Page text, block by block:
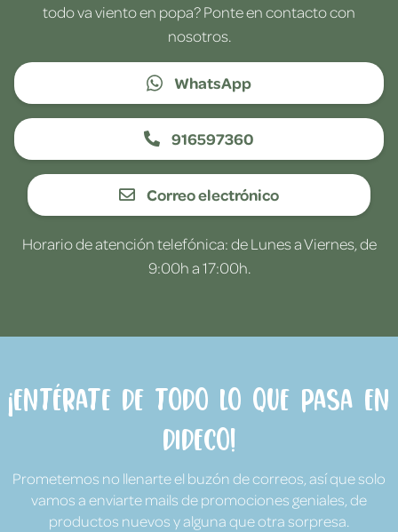
todo va viento en popa? Ponte en contacto con
nosotros.
WhatsApp
916597360
Correo electrónico
Horario de atención telefónica: de Lunes a Viernes, de
9:00h a 17:00h.
¡Entérate de todo lo que pasa en
Dideco!
Prometemos no llenarte el buzón de correos, así que solo
vamos a enviarte mails de promociones geniales, de
productos nuevos y alguna que otra sorpresa.